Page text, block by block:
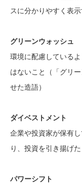
スに分かりやすく表
グリーンウォッシュ
環境に配慮している
はないこと（「グリ
せた造語）
ダイベストメント
企業や投資家が保有
り、投資を引き揚げた
パワーシフト